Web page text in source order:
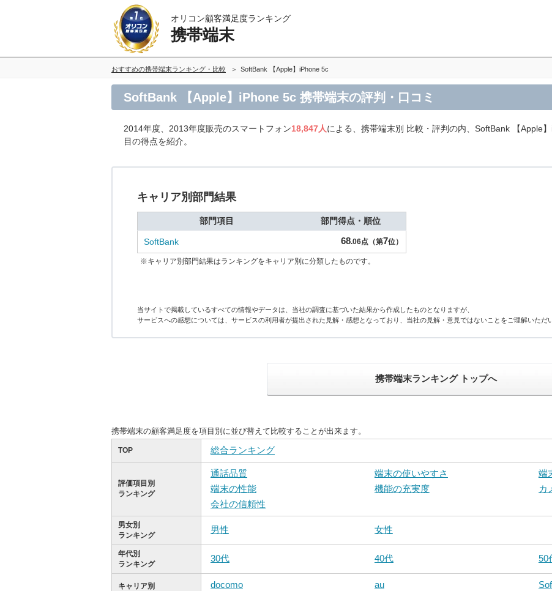
オリコン顧客満足度ランキング
携帯端末
おすすめの携帯端末ランキング・比較 SoftBank 【Apple】iPhone 5c
SoftBank 【Apple】iPhone 5c 携帯端末の評判・口コミ
2014年度、2013年度販売のスマートフォン18,847人による、携帯端末別 比較・評判の内、SoftBank 【Apple
目の得点を紹介。
キャリア別部門結果
部門項目 部門得点・順位
SoftBank 68.06点（第7位）
※キャリア別部門結果はランキングをキャリア別に分類したものです。
当サイトで掲載しているすべての情報やデータは、当社の調査に基づいた結果から作成したものとなりますが、
サービスへの感想については、サービスの利用者が提出された見解・感想となっており、当社の見解・意見ではないことをご理解いただ
携帯端末ランキング トップへ
携帯端末の顧客満足度を項目別に並び替えて比較することが出来ます。
TOP 総合ランキング
評価項目別
ランキング
通話品質 端末の使いやすさ
端
端末の性能
機能の充実度
カ
会社の信頼性
男女別
ランキング
男性 女性
年代別
ランキング
30代 40代 50
キャリア別
docomo au